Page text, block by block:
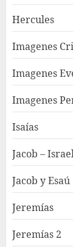
Hercules
Imagenes
Imagenes
Imagenes
Isaías
Jacob –
Jacob y Esaú
Jeremías
Jeremías 2